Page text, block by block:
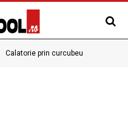
Calatorie prin curcubeu